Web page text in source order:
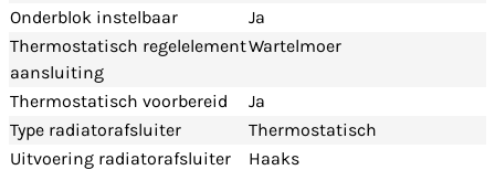
Onderblok instelbaar
Ja
Thermostatisch regelelement
aansluiting
Wartelmoer
Thermostatisch voorbereid
Ja
Type radiatorafsluiter
Thermostatisch
Uitvoering radiatorafsluiter
Haaks